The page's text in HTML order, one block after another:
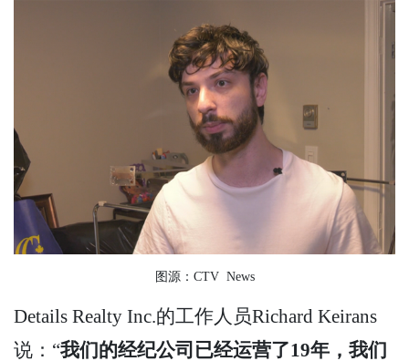
图源：CTV News
Details Realty Inc.的工作人员Richard Keirans
说：“我们的经纪公司已经运营了19年，我们